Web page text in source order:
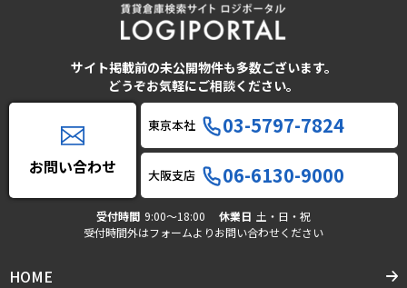
サイト掲載前の未公開物件も多数ございます。
どうぞお気軽にご相談ください。
お問い合わせ
東京本社 03-5797-7824
大阪支店 06-6130-9000
受付時間 9:00〜18:00 休業日 土・日・祝
受付時間外はフォームよりお問い合わせください
HOME